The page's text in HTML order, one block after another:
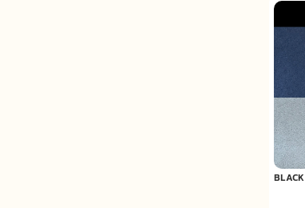
پارچه پرده ای بلک اوت ترک BLACK